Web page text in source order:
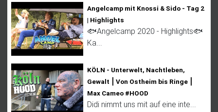
Angelcamp mit Knossi & Sido - Tag 2
| Highlights
🐟Angelcamp 2020 - Highlights🐟
Ka...
KÖLN - Unterwelt, Nachtleben,
Gewalt ⎮ Von Ostheim bis Ringe ⎮
Max Cameo #HOOD
Didi nimmt uns mit auf eine inte...